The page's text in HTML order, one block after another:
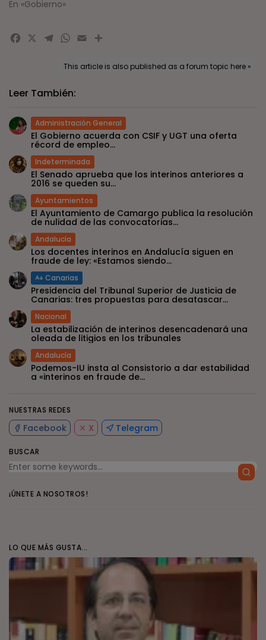
NUESTRAS REDES
Facebook X Telegram
BUSCAR
¡ÚNETE A NOSOTROS!
LO QUE MÁS GUSTA...
En «Gobierno»
Facebook
X Telegram
WhatsApp
EmailCompartir
This article is also published as a forum topic here »
Leer También:
Administración General
El Gobierno acuerda con CSIF y UGT una oferta
récord de empleo...
Indeterminada
El Senado aprueba que los interinos anteriores a
2016 se queden su...
Ayuntamientos
El Ayuntamiento de Camargo publica la resolución
de nulidad de las convocatorias...
Andalucía
Los docentes interinos en Andalucía siguen en
fraude de ley: «Estamos siendo...
Canarias
Presidencia del Tribunal Superior de Justicia de
Canarias: tres propuestas para desatascar...
Nacional
La estabilización de interinos desencadenará una
oleada de litigios en los tribunales
Andalucía
Podemos-IU insta al Consistorio a dar estabilidad
a «interinos en fraude de...